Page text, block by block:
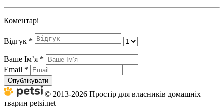
Коментарі
Відгук *
Ваше Імʼя *
Email *
Опублікувати
© 2013-2026 Простір для власників домашніх
тварин petsi.net